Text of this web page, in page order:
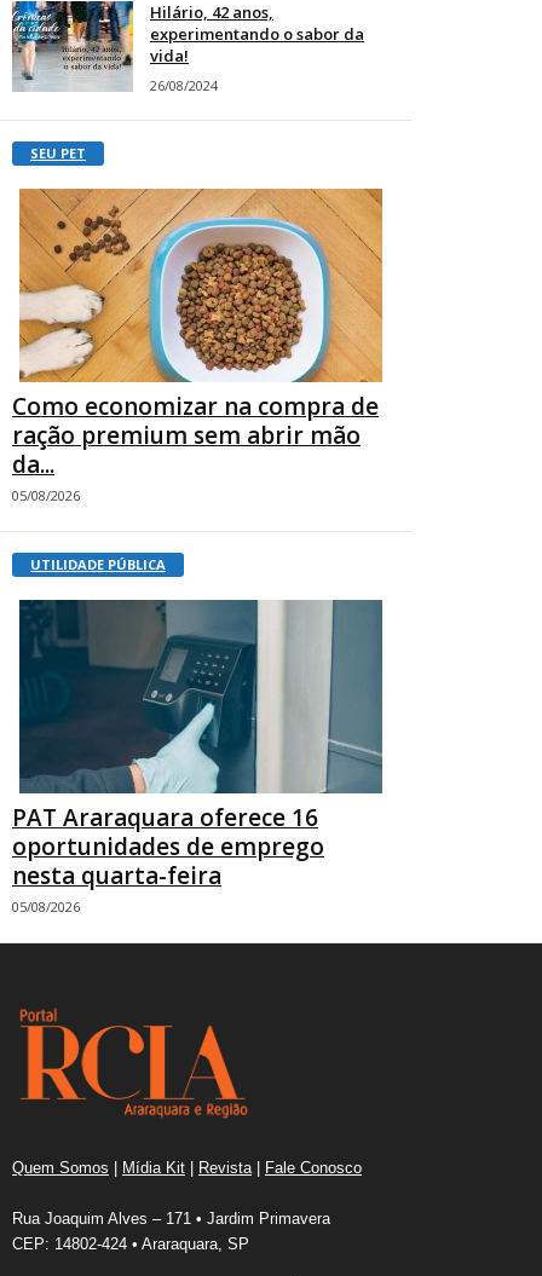
Hilário, 42 anos,
experimentando o sabor da
vida!
26/08/2024
SEU PET
Como economizar na compra de
ração premium sem abrir mão
da...
05/08/2026
UTILIDADE PÚBLICA
PAT Araraquara oferece 16
oportunidades de emprego
nesta quarta-feira
05/08/2026
Quem Somos | Mídia Kit | Revista | Fale Conosco
Rua Joaquim Alves – 171 • Jardim Primavera
CEP: 14802-424 • Araraquara, SP